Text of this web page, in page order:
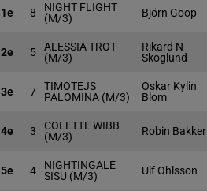
1e 8
NIGHT FLIGHT
(M/3)
Björn Goop
2e 5
ALESSIA TROT
(M/3)
Rikard N
Skoglund
3e 7
TIMOTEJS
PALOMINA (M/3)
Oskar Kylin
Blom
4e 3
COLETTE WIBB
(M/3)
Robin Bakker
5e 4
NIGHTINGALE
SISU (M/3) Ulf Ohlsson